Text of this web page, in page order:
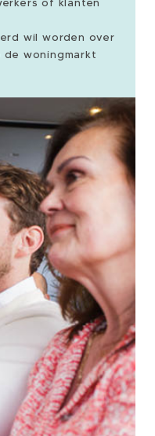
wil worden over
woningmarkt